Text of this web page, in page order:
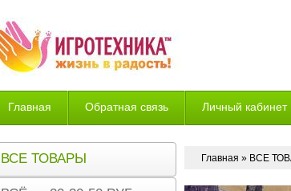
Главная Обратная связь Личный кабинет
Возврат
Главная » ВСЕ
ВСЕ ТОВАРЫ